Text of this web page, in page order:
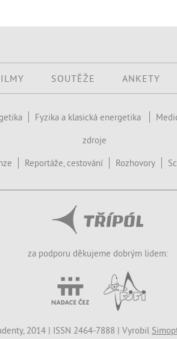
SOUTĚŽE ANKETY
Fyzika a klasická energetika
zdroje
Reportáže, cestování Rozhovory
za podporu děkujeme dobrým lidem:
2014 | ISSN 2464-7888 | Vyrobil